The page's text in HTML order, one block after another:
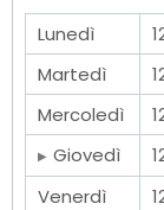
Lunedì
Martedì
Mercoledì
Giovedì
Venerdì